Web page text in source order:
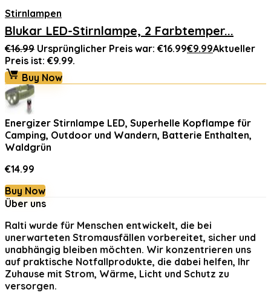
Stirnlampen
Blukar LED-Stirnlampe, 2 Farbtemper...
€16.99 Ursprünglicher Preis war: €16.99€9.99Aktueller
Preis ist: €9.99.
Buy Now
Energizer Stirnlampe LED, Superhelle Kopflampe für
Camping, Outdoor und Wandern, Batterie Enthalten,
Waldgrün
€14.99
Buy Now
Über uns
Ralti wurde für Menschen entwickelt, die bei
unerwarteten Stromausfällen vorbereitet, sicher und
unabhängig bleiben möchten. Wir konzentrieren uns
auf praktische Notfallprodukte, die dabei helfen, Ihr
Zuhause mit Strom, Wärme, Licht und Schutz zu
versorgen.